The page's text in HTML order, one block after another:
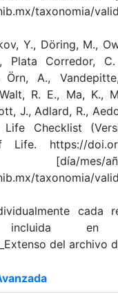
taxonomia/
Y., Döring, M.,
Plata Corredor,
Örn, A.,
R. E., Ma, K.,
J., Adlard, R.,
Checklist
Life. https://
[día/
taxonomia/
cada
incluida
del archivo